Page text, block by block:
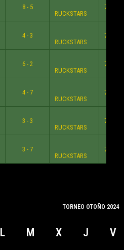
8 - 5
RUCKSTARS
7:40
4 - 3
RUCKSTARS
7:44
6 - 2
RUCKSTARS
7:38
4 - 7
RUCKSTARS
7:39
3 - 3
RUCKSTARS
7:38
3 - 7
RUCKSTARS
7:42
TORNEO OTOÑO 2024
L M X J V